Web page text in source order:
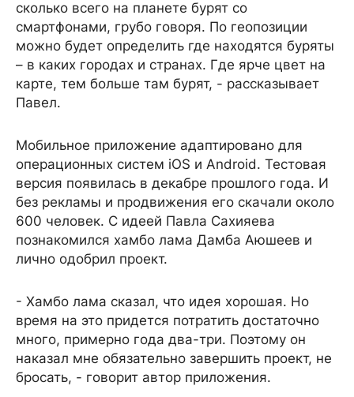
сколько всего на планете бурят со
смартфонами, грубо говоря. По геопозиции
можно будет определить где находятся буряты
– в каких городах и странах. Где ярче цвет на
карте, тем больше там бурят, - рассказывает
Павел.
Мобильное приложение адаптировано для
операционных систем iOS и Android. Тестовая
версия появилась в декабре прошлого года. И
без рекламы и продвижения его скачали около
600 человек. С идеей Павла Сахияева
познакомился хамбо лама Дамба Аюшеев и
лично одобрил проект.
- Хамбо лама сказал, что идея хорошая. Но
время на это придется потратить достаточно
много, примерно года два-три. Поэтому он
наказал мне обязательно завершить проект, не
бросать, - говорит автор приложения.